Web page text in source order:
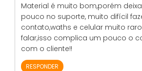
Material é muito bom,porém
pouco no suporte, muito difícil
contato,waths e celular muito
falar,isso complica um pouco o
com o cliente!!
RESPONDER